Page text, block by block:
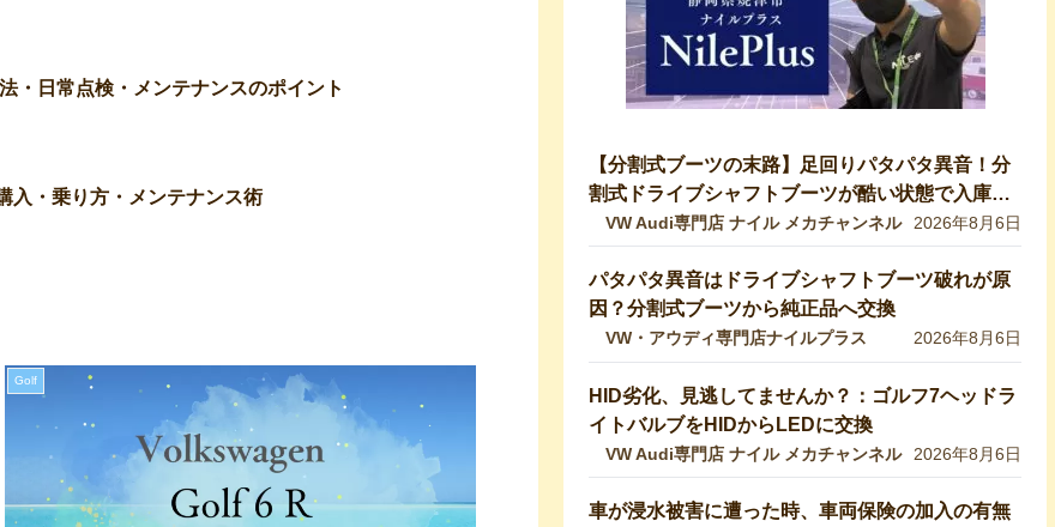
・日常点検・メンテナンスのポイント
入・乗り方・メンテナンス術
Golf
【分割式ブーツの末路】足回りパタパタ異音！分
割式ドライブシャフトブーツが酷い状態で入庫し
ました！純正ブーツに交換修理します【VW 9Nポ
ロ】
VW Audi専門店 ナイル メカチャンネル 2026年8月6日
パタパタ異音はドライブシャフトブーツ破れが原
因？分割式ブーツから純正品へ交換
VW・アウディ専門店ナイルプラス 2026年8月6日
HID劣化、見逃してませんか？：ゴルフ7ヘッドラ
イトバルブをHIDからLEDに交換
VW Audi専門店 ナイル メカチャンネル 2026年8月6日
車が浸水被害に遭った時、車両保険の加入の有無